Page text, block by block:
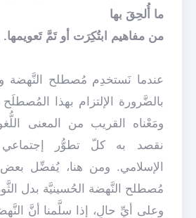
ما أُلحِقَ بها
من مفاهيم ابتُكِرَت أو تَمَّ تَعويمها.
عندما نَستخدِم مُصطلح النَّهضة
بالضَّرورة الإلتزام بهذا المُصطلَح
ومَعْناه القريب من المعنى
نقصد به كلّ تطوُّر إجتماعي
الإسلامي. ومن هنا، يُفضِّل
مُصطلح النَّهضة الحُسينيَّة بدل
وعلى أيِّ حالٍ، إذا سلَّمنا أنَّ